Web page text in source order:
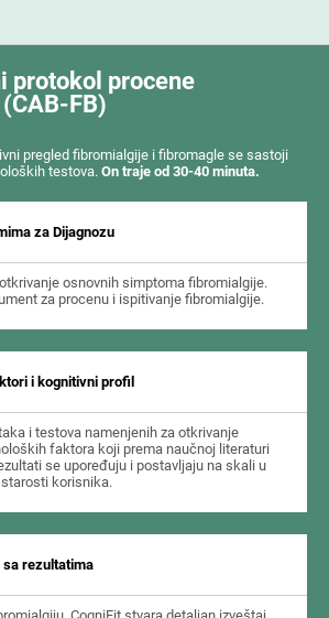
protokol procene
FB)
pregled fibromialgije i fibromagle se sastoji
testova.On traje od 30-40 minuta.
za Dijagnozu
osnovnih simptoma fibromialgije.
za procenu i ispitivanje fibromialgije.
i kognitivni profil
i testova namenjenih za otkrivanje
faktora koji prema naučnoj literaturi
se upoređuju i postavljaju na skali u
korisnika.
rezultatima